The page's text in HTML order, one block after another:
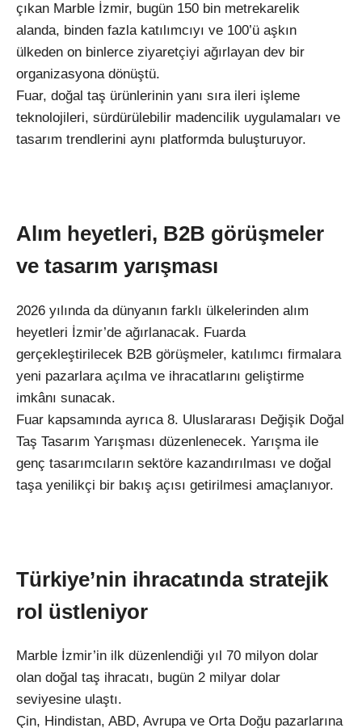
çıkan Marble İzmir, bugün 150 bin metrekarelik
alanda, binden fazla katılımcıyı ve 100’ü aşkın
ülkeden on binlerce ziyaretçiyi ağırlayan dev bir
organizasyona dönüştü.
Fuar, doğal taş ürünlerinin yanı sıra ileri işleme
teknolojileri, sürdürülebilir madencilik uygulamaları ve
tasarım trendlerini aynı platformda buluşturuyor.
Alım heyetleri, B2B görüşmeler
ve tasarım yarışması
2026 yılında da dünyanın farklı ülkelerinden alım
heyetleri İzmir’de ağırlanacak. Fuarda
gerçekleştirilecek B2B görüşmeler, katılımcı firmalara
yeni pazarlara açılma ve ihracatlarını geliştirme
imkânı sunacak.
Fuar kapsamında ayrıca 8. Uluslararası Değişik Doğal
Taş Tasarım Yarışması düzenlenecek. Yarışma ile
genç tasarımcıların sektöre kazandırılması ve doğal
taşa yenilikçi bir bakış açısı getirilmesi amaçlanıyor.
Türkiye’nin ihracatında stratejik
rol üstleniyor
Marble İzmir’in ilk düzenlendiği yıl 70 milyon dolar
olan doğal taş ihracatı, bugün 2 milyar dolar
seviyesine ulaştı.
Çin, Hindistan, ABD, Avrupa ve Orta Doğu pazarlarına